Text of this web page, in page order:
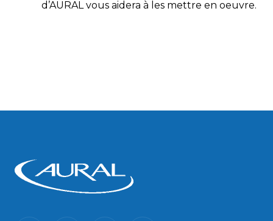
d’AURAL vous aidera à les mettre en oeuvre.